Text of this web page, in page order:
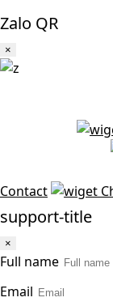
Zalo QR
×
Contact
support-title
×
Full name
Email